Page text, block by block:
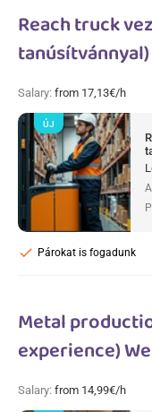
Reach truck
Salary: from 17,13€/h
Párokat is fogadunk
check
ÚJ
Metal
experience)
Salary: from 14,99€/h